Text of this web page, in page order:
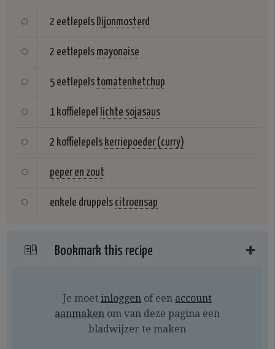
2 eetlepels Dijonmosterd
2 eetlepels mayonaise
5 eetlepels tomatenketchup
1 koffielepel lichte sojasaus
2 koffielepels kerriepoeder (curry)
peper en zout
enkele druppels citroensap
Bookmark this recipe
Je moet inloggen of een account
aanmaken om van deze pagina een
bladwijzer te maken